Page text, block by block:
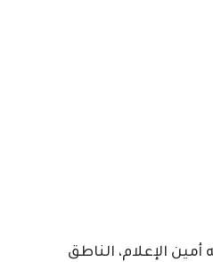
أمين الإعلام، الناطق